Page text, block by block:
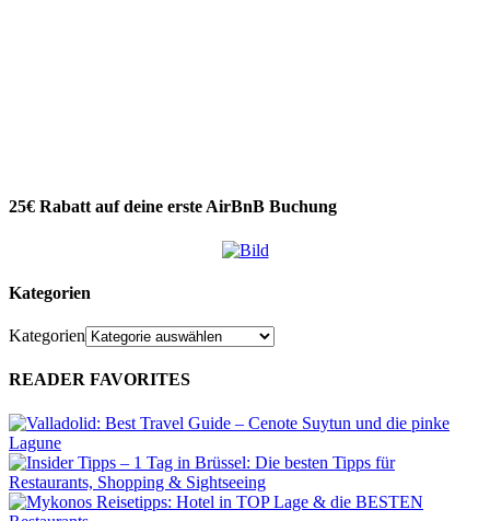
25€ Rabatt auf deine erste AirBnB Buchung
Kategorien
Kategorien
READER FAVORITES